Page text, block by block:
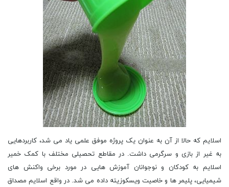
اسلایم که حالا از آن به عنوان یک پروژه موفق علمی یاد می شد، کاربردهایی
به غیر از بازی و سرگرمی داشت. در مقاطع تحصیلی مختلف با کمک خمیر
اسلایم به کودکان و نوجوانان آموزش هایی در مورد برخی واکنش های
شیمیایی، پلیمر ها و خاصیت ویسکوزیته داده می شد. در واقع اسلایم مصداق